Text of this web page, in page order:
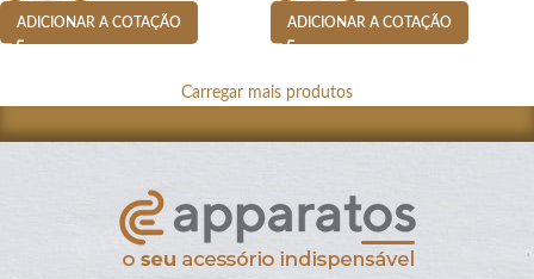
ADICIONAR A COTAÇÃO ADICIONAR A COTAÇÃO
Carregar mais produtos